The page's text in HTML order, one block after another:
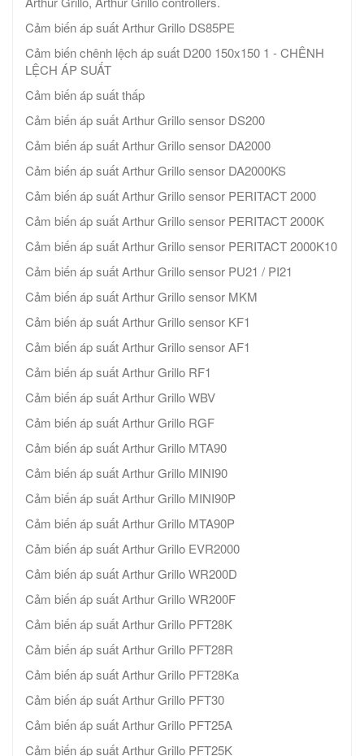
Cảm biến áp suất Arthur Grillo DS85PE
Cảm biến chênh lệch áp suất D200 150x150 1 - CHÊNH
LỆCH ÁP SUẤT
Cảm biến áp suất thấp
Cảm biến áp suất Arthur Grillo sensor DS200
Cảm biến áp suất Arthur Grillo sensor DA2000
Cảm biến áp suất Arthur Grillo sensor DA2000KS
Cảm biến áp suất Arthur Grillo sensor PERITACT 2000
Cảm biến áp suất Arthur Grillo sensor PERITACT 2000K
Cảm biến áp suất Arthur Grillo sensor PERITACT 2000K10
Cảm biến áp suất Arthur Grillo sensor PU21 / PI21
Cảm biến áp suất Arthur Grillo sensor MKM
Cảm biến áp suất Arthur Grillo sensor KF1
Cảm biến áp suất Arthur Grillo sensor AF1
Cảm biến áp suất Arthur Grillo RF1
Cảm biến áp suất Arthur Grillo WBV
Cảm biến áp suất Arthur Grillo RGF
Cảm biến áp suất Arthur Grillo MTA90
Cảm biến áp suất Arthur Grillo MINI90
Cảm biến áp suất Arthur Grillo MINI90P
Cảm biến áp suất Arthur Grillo MTA90P
Cảm biến áp suất Arthur Grillo EVR2000
Cảm biến áp suất Arthur Grillo WR200D
Cảm biến áp suất Arthur Grillo WR200F
Cảm biến áp suất Arthur Grillo PFT28K
Cảm biến áp suất Arthur Grillo PFT28R
Cảm biến áp suất Arthur Grillo PFT28Ka
Cảm biến áp suất Arthur Grillo PFT30
Cảm biến áp suất Arthur Grillo PFT25A
Cảm biến áp suất Arthur Grillo PFT25K